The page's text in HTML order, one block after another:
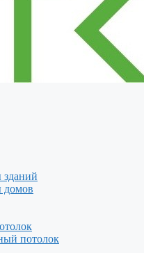
домов
потолок